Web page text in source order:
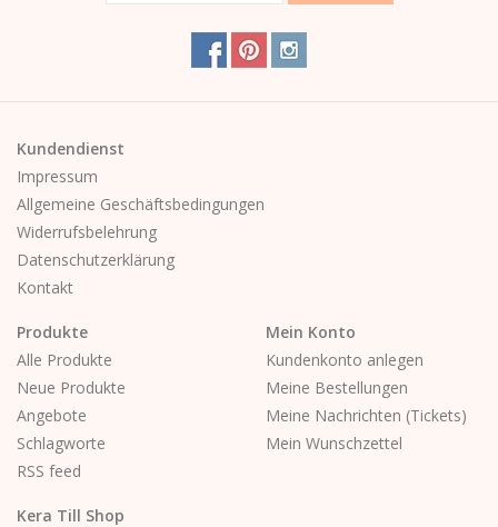
Kundendienst
Impressum
Allgemeine Geschäftsbedingungen
Widerrufsbelehrung
Datenschutzerklärung
Kontakt
Produkte
Alle Produkte
Neue Produkte
Angebote
Schlagworte
RSS feed
Mein Konto
Kundenkonto anlegen
Meine Bestellungen
Meine Nachrichten (Tickets)
Mein Wunschzettel
Kera Till Shop